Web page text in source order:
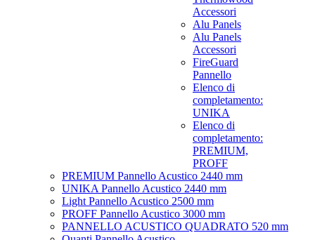
Accessori
Alu Panels
Alu Panels
Accessori
FireGuard
Pannello
Elenco di
completamento:
UNIKA
Elenco di
completamento:
PREMIUM,
PROFF
PREMIUM Pannello Acustico 2440 mm
UNIKA Pannello Acustico 2440 mm
Light Pannello Acustico 2500 mm
PROFF Pannello Acustico 3000 mm
PANNELLO ACUSTICO QUADRATO 520 mm